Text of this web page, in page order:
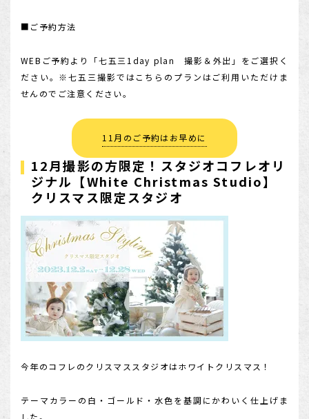
■ご予約方法
WEBご予約より「七五三1day plan 撮影＆外出」をご選択く
ださい。※七五三撮影ではこちらのプランはご利用いただけま
せんのでご注意ください。
11月のご予約はお早めに
12月撮影の方限定！スタジオコフレオリ
ジナル【White Christmas Studio】
クリスマス限定スタジオ
今年のコフレのクリスマススタジオはホワイトクリスマス！
テーマカラーの白・ゴールド・水色を基調にかわいく仕上げま
した。